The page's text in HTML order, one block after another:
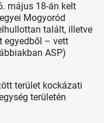
május 18-án kelt
Mogyoród
talált, illetve
egyedből – vett
ASP)
terület kockázati
területén